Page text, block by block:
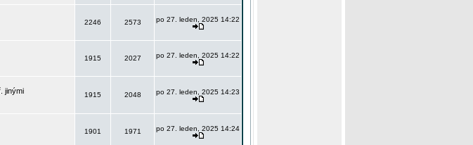
2246 2573 po 27. leden, 2025 14:22
1915 2027 po 27. leden, 2025 14:22
jinými
1915 2048 po 27. leden, 2025 14:23
1901 1971 po 27. leden, 2025 14:24